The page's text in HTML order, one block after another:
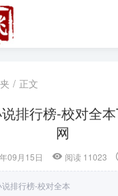
/ 正文
排行榜-校对全
网
09月15日 阅读 11023
排行榜-校对全本